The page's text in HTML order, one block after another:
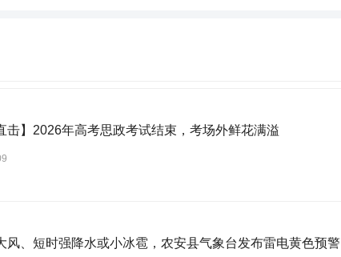
击】2026年高考思政考试结束，考场外鲜花满溢
风、短时强降水或小冰雹，农安县气象台发布雷电黄色预警